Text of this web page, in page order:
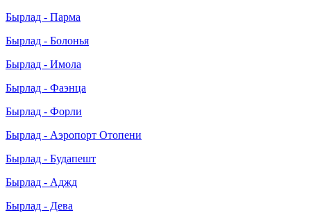
Бырлад - Парма
Бырлад - Болонья
Бырлад - Имола
Бырлад - Фаэнца
Бырлад - Форли
Бырлад - Аэропорт Отопени
Бырлад - Будапешт
Бырлад - Аджд
Бырлад - Дева